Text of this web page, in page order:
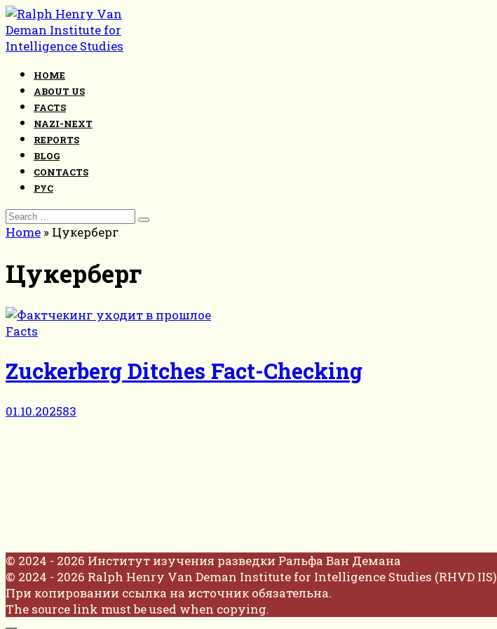
Skip
to
content
HOME
ABOUT US
FACTS
NAZI-NEXT
REPORTS
BLOG
CONTACTS
РУС
Search
for:
Home » Цукерберг
Цукерберг
Facts
Zuckerberg Ditches Fact-Checking
01.10.202583
© 2024 - 2026 Институт изучения разведки Ральфа Ван Демана
© 2024 - 2026 Ralph Henry Van Deman Institute for Intelligence Studies (RHVD IIS)
При копировании ссылка на источник обязательна.
The source link must be used when copying.